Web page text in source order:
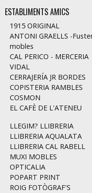
ESTABLIMENTS AMICS
1915 ORIGINAL
ANTONI GRAELLS -
mobles
CAL PERICO - MERCERIA
VIDAL
CERRAJERÍA JR BORDES
COPISTERIA RAMBLES
COSMON
EL CAFÈ DE L'ATENEU
LLEGIM? LLIBRERIA
LLIBRERIA AQUALATA
LLIBRERIA CAL RABELL
MUXI MOBLES
OPTICALIA
POPART PRINT
ROIG FOTÒGRAF'S